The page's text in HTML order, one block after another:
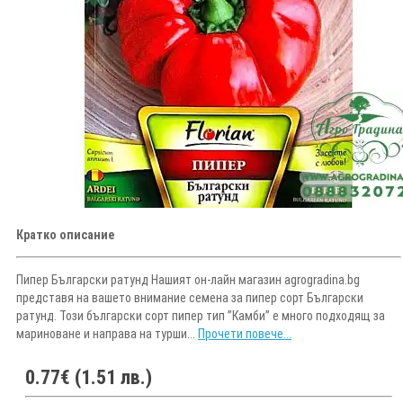
Кратко описание
Пипер Български ратунд Нашият он-лайн магазин agrogradina.bg
представя на вашето внимание семена за пипер сорт Български
ратунд. Този български сорт пипер тип ”Камби” е много подходящ за
мариноване и направа на турши... Прочети повече...
0.77€ (1.51 лв.)